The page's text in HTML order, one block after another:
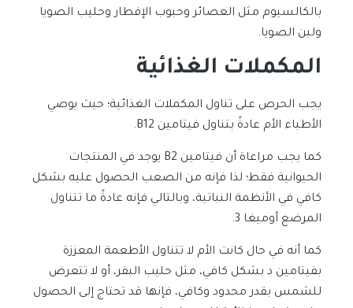
بالكالسيوم مثل العصائر وحبوب الإفطار وحليب الصويا
ولبن الصويا.
المكملات الغذائية
يجب الحرص على تناول المكملات الغذائية؛ حيث يوصي
الأطباء الأم عادةً بتناول فيتامين B12.
كما يجب مراعاة أن فيتامين B2 يوجد في المنتجات
الحيوانية فقط؛ لذا فإنه من الصعب الحصول عليه بشكل
كافي في الأنظمة النباتية، وبالتالي فإنه عادةً ما تتناول
المرضع أوميغا 3.
كما أنه في حال كانت الأم لا تتناول الأطعمة المعززة
بفيتامين د بشكل كافي، مثل حليب البقر، أو لا تتعرض
للشمس بقدر محدود وكافي، فإنها قد تحتاج إلى الحصول